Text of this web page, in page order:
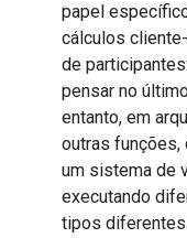
papel
cálculos
de participantes:
pensar no
entanto, em
outras funções,
um sistema de
executando
tipos